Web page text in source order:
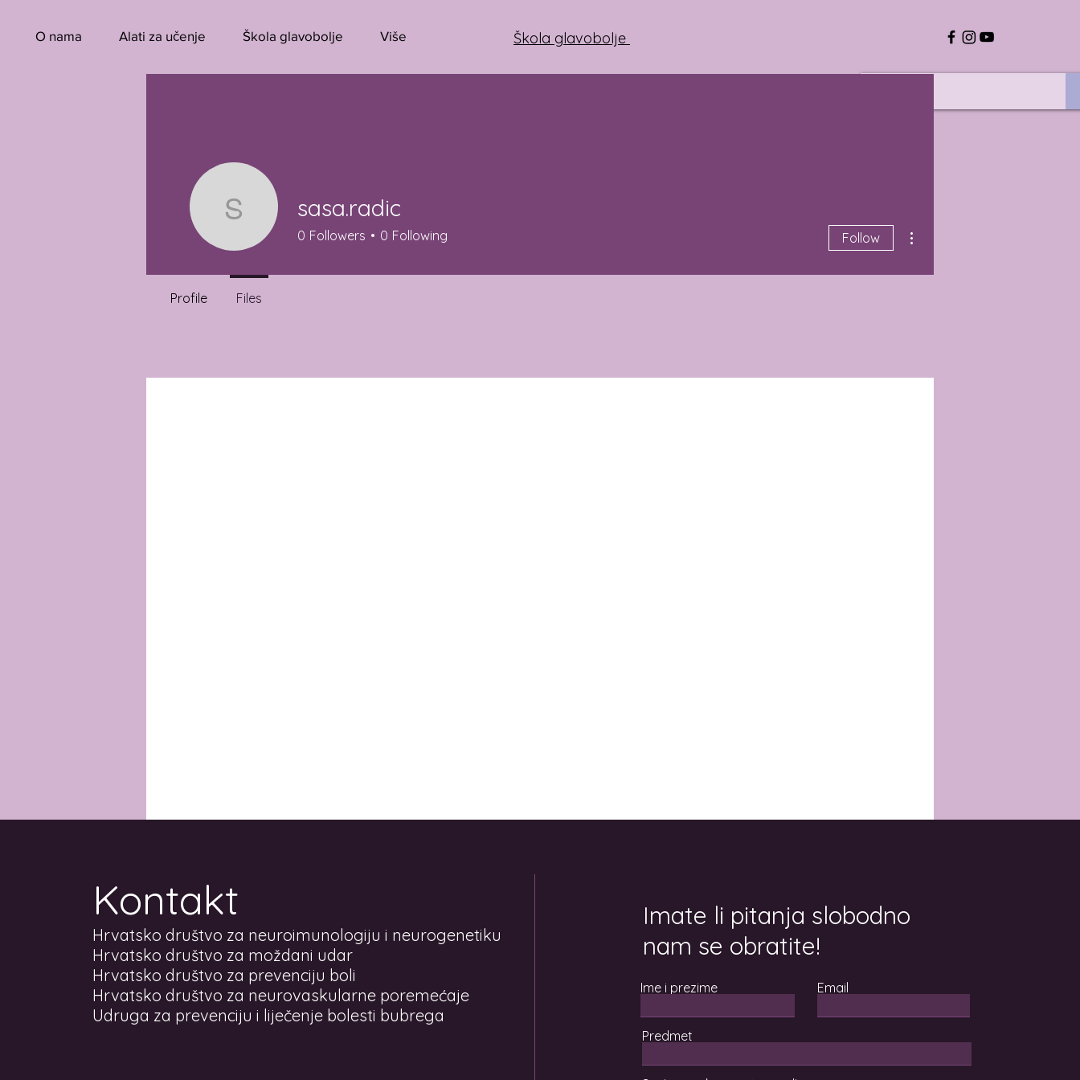
O nama Alati za učenje Škola glavobolje Više Škola glavobolje
sasa.radic
sasa.radic
0 Followers 0 Following Follow
Profile Files
Kontakt
Hrvatsko društvo za neuroimunologiju i neurogenetiku
Hrvatsko društvo za moždani udar
Hrvatsko društvo za prevenciju boli
Hrvatsko društvo za neurovaskularne poremećaje
Udruga za prevenciju i liječenje bolesti bubrega
Imate li pitanja slobodno
nam se obratite!
Ime i prezime Email
Predmet